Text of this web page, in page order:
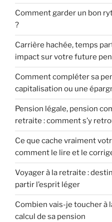
Comment garder un bon
?
Carrière hachée, temps
impact sur votre future
Comment compléter sa
capitalisation ou une
Pension légale, pension
retraite : comment s’y
Ce que cache vraiment
comment le lire et le
Voyager à la retraite :
partir l’esprit léger
Combien vais-je toucher à
calcul de sa pension